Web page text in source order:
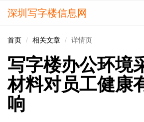
深圳写字楼信息网
首页 相关文章 详情页
写字楼办公环境
材料对员工健康
响